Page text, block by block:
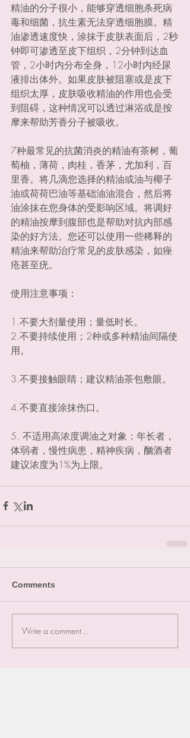
精油的分子很小，能够穿透细胞杀死病
毒和细菌，抗生素无法穿透细胞膜。精
油渗透速度快，涂抹于皮肤表面后，2秒
钟即可渗透至皮下组织，2分钟到达血
管，2小时内分布全身，12小时内经尿
液排出体外。如果皮肤被阻塞或是皮下
组织太厚，皮肤吸收精油的作用也会受
到阻碍，这种情况可以透过淋浴或是按
摩来帮助芳香分子被吸收。
7种最常见的抗菌消炎的精油有茶树，葡
萄柚，薄荷，肉桂，香茅，尤加利，百
里香。将几滴您选择的精油或油与椰子
油或荷荷巴油等基础油油混合，然后将
油涂抹在您身体的受影响区域。将调好
的精油按摩到腹部也是帮助对抗内部感
染的好方法。您还可以使用一些稀释的
精油来帮助治疗常见的皮肤感染，如痤
疮甚至疣。
使用注意事项：
1.不要大剂量使用；量低时长。
2.不要持续使用；2种或多种精油间隔使
用。
3.不要接触眼睛；建议精油茶包敷眼。
4.不要直接涂抹伤口。
5. 不适用高浓度调油之对象：年长者，
体弱者，慢性病患，精神疾病，酗酒者
建议浓度为1%为上限。
Comments
Write a comment...